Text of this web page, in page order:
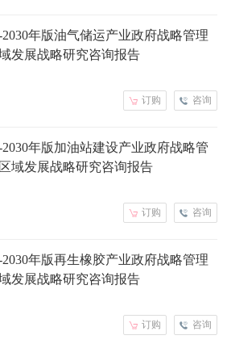
2030年版油气储运产业政府战略管理
发展战略研究咨询报告
咨询
订购
2030年版加油站建设产业政府战略管
域发展战略研究咨询报告
咨询
订购
2030年版再生橡胶产业政府战略管理
发展战略研究咨询报告
咨询
订购